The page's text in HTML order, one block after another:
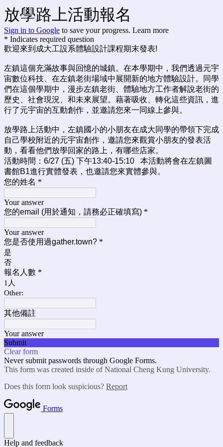
放學路上活動報名
Sign in to Google to save your progress. Learn more
* Indicates required question
歡迎來到成大工設系體驗設計課程期末發表!
左鎮這個充滿故事與回憶的城鎮。 在本學期中，我們透過元宇
宙數位科技、在左鎮老街場域中展開新的地方體驗設計。同學
們在這個學期中，漫步左鎮老街、體驗地方工作者解說老街的
歷史、社會現況、和未來展望。藉著吸收、轉化這些資訊，進
行了元宇宙的互動創作，並邀請您來一同線上參與。
放學路上活動中，左鎮國小的小朋友在成大同學的帶領下完成
自己學校附近的元宇宙創作，邀請您來觀賞小朋友的發表活
動，看看他們放學回家的路上，有哪些店家。
活動時間：6/27 (五) 下午13:40-15:10
本活動將會在左鎮圖
書館B1進行實體發表，也邀請您來實體參與。
您的姓名 *
Your answer
您的email (用於通知，請務必正確填寫) *
Your answer
您是否使用過gather.town? *
是
否
報名人數 *
1人
Other:
其他備註
Your answer
Submit
Clear form
Never submit passwords through Google Forms.
This form was created inside of National Cheng Kung University.
Does this form look suspicious? Report
Forms
Help and feedback